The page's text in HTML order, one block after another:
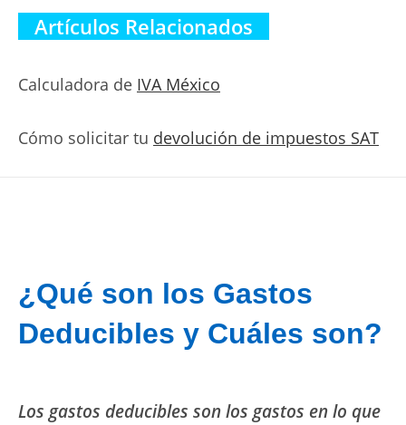
Artículos Relacionados
Calculadora de IVA México
Cómo solicitar tu devolución de impuestos SAT
¿Qué son los Gastos
Deducibles y Cuáles son?
Los gastos deducibles son los gastos en lo que